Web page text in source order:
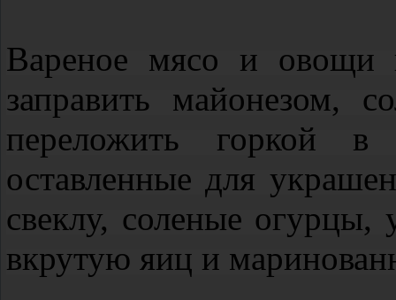
Вареное мясо и овощи
заправить майонезом,
переложить горкой в
оставленные для
свеклу, соленые огурцы,
вкрутую яиц и